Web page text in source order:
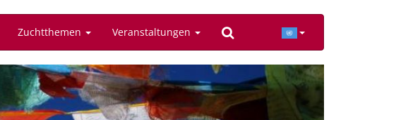
Zuchtthemen Veranstaltungen
Next